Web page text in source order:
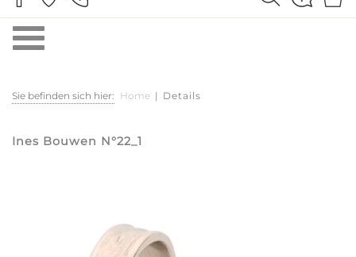
Sie befinden sich hier: Home | Details
Ines Bouwen N°22_1